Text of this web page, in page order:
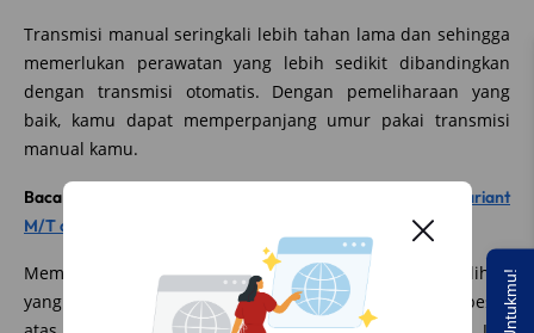
Transmisi manual seringkali lebih tahan lama dan sehingga
memerlukan perawatan yang lebih sedikit dibandingkan
dengan transmisi otomatis. Dengan pemeliharaan yang
baik, kamu dapat memperpanjang umur pakai transmisi
manual kamu.
Baca juga:
Perbandingan Interior Mobil Toyota Veloz Variant
M/T dan CVT
Memilih transmisi manual pada Toyota Veloz adalah pilihan
yang bijak bagi mereka yang menikmati kendali lebih besar